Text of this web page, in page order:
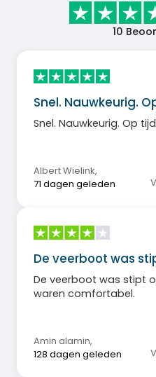
10
Snel. Nauwkeurig.
Snel. Nauwkeurig. Op
Albert Wielink,
71 dagen geleden
De veerboot was
De veerboot was stipt
waren comfortabel.
Amin alamin,
128 dagen geleden